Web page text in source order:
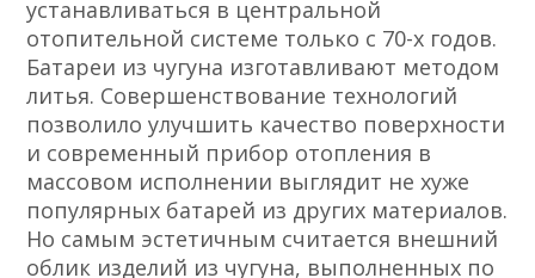
устанавливаться в центральной
отопительной системе только с 70-х годов.
Батареи из чугуна изготавливают методом
литья. Совершенствование технологий
позволило улучшить качество поверхности
и современный прибор отопления в
массовом исполнении выглядит не хуже
популярных батарей из других материалов.
Но самым эстетичным считается внешний
облик изделий из чугуна, выполненных по